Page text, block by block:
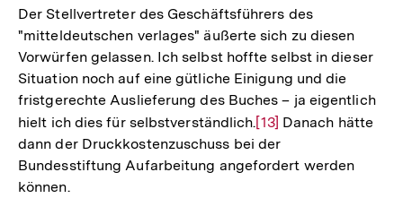
der
Fußnote
Der Stellvertreter des Geschäftsführers des
"mitteldeutschen verlages" äußerte sich zu diesen
Vorwürfen gelassen. Ich selbst hoffte selbst in dieser
Situation noch auf eine gütliche Einigung und die
fristgerechte Auslieferung des Buches – ja eigentlich
hielt ich dies für selbstverständlich.Zur
Auflösung
der
[13] Danach hätte
dann der Druckkostenzuschuss bei der
Bundesstiftung Aufarbeitung angefordert werden
können.